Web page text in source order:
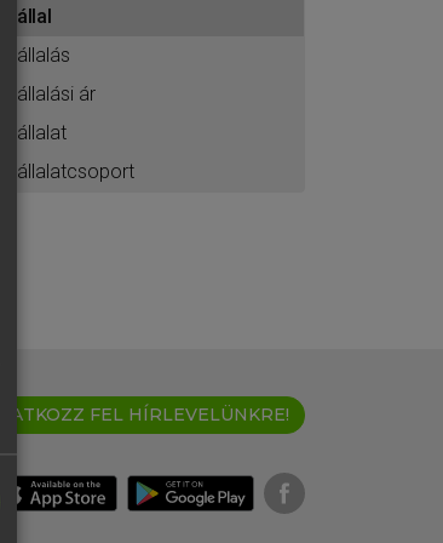
vállal
vállalás
vállalási ár
vállalat
vállalatcsoport
IRATKOZZ FEL HÍRLEVELÜNKRE!